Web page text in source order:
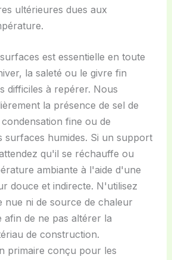
ultérieures dues aux
est essentielle en toute
la saleté ou le givre fin
difficiles à repérer. Nous
la présence de sel de
fine ou de
surfaces humides. Si un support
qu'il se réchauffe ou
ambiante à l'aide d'une
douce et indirecte. N'utilisez
nue ni de source de chaleur
afin de ne pas altérer la
de construction.
primaire conçu pour les